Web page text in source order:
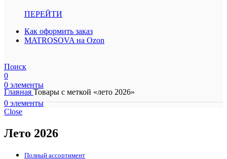
ПЕРЕЙТИ
Как оформить заказ
MATROSOVA на Ozon
Поиск
0
0 элементы
0элементы
Главная Товары с меткой «лето 2026»
Close
Лето 2026
Полный ассортимент